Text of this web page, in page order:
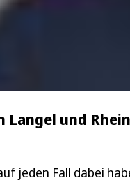
Langel und
jeden Fall dabei